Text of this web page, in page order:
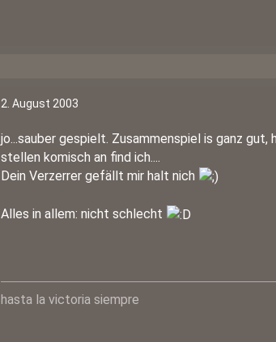
2. August 2003
jo...sauber gespielt. Zusammenspiel is ganz gut,
stellen komisch an find ich....
Dein Verzerrer gefällt mir halt nich
Alles in allem: nicht schlecht
hasta la victoria siempre